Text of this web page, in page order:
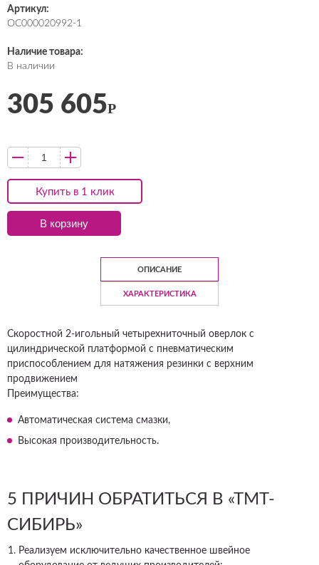
Артикул:
ОС000020992-1
Наличие товара:
В наличии
Купить в 1 клик
305 605Р
В корзину
ОПИСАНИЕ
ХАРАКТЕРИСТИКА
Скоростной 2-игольный четырехниточный оверлок с
цилиндрической платформой c пневматическим
приспособлением для натяжения резинки с верхним
продвижением
Преимущества:
Автоматическая система смазки,
Высокая производительность.
5 ПРИЧИН ОБРАТИТЬСЯ В «ТМТ-
СИБИРЬ»
Реализуем исключительно качественное швейное